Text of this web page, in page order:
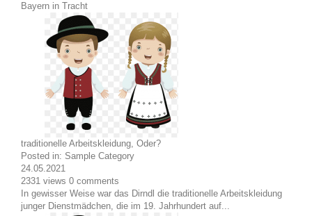
Bayern in Tracht
traditionelle Arbeitskleidung, Oder?
Posted in: Sample Category
24.05.2021
2331 views 0 comments
In gewisser Weise war das Dirndl die traditionelle Arbeitskleidung
junger Dienstmädchen, die im 19. Jahrhundert auf...